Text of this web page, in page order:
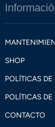
SHOP
POLÍTICAS
POLÍTICAS
CONTACTO